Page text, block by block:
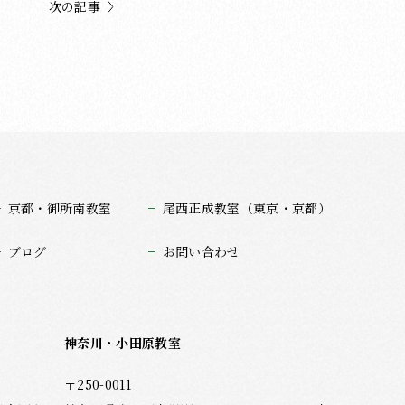
次の記事
京都・御所南教室 尾西正成教室（東京・京都）
ブログ お問い合わせ
神奈川・小田原教室
〒250-0011